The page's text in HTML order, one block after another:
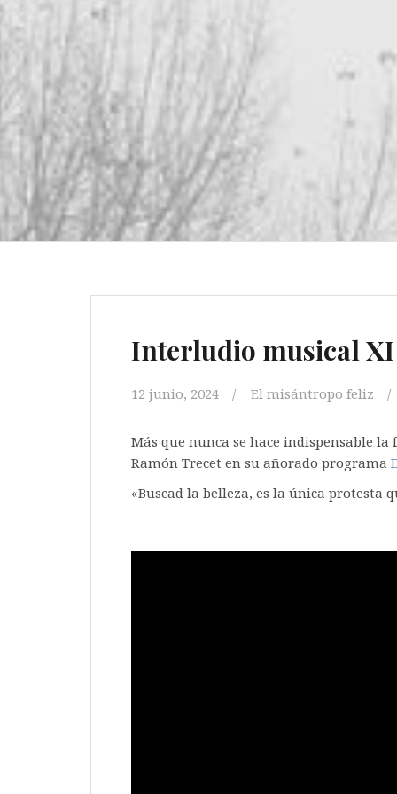
Interludio musical XI
12 junio, 2024 El misántropo feliz
Más que nunca se hace indispensable
Ramón Trecet en su añorado programa
«Buscad la belleza, es la única protesta